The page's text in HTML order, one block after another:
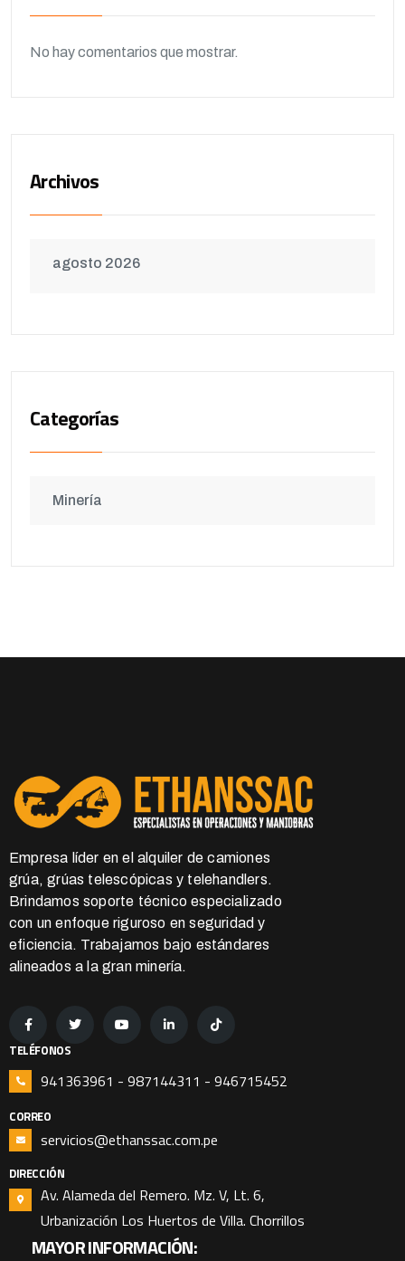
No hay comentarios que mostrar.
Archivos
agosto 2026
Categorías
Minería
Empresa líder en el alquiler de camiones
grúa, grúas telescópicas y telehandlers.
Brindamos soporte técnico especializado
con un enfoque riguroso en seguridad y
eficiencia. Trabajamos bajo estándares
alineados a la gran minería.
TELÉFONOS
941363961 - 987144311 - 946715452
CORREO
servicios@ethanssac.com.pe
DIRECCIÓN
Av. Alameda del Remero. Mz. V, Lt. 6,
Urbanización Los Huertos de Villa. Chorrillos
MAYOR INFORMACIÓN: